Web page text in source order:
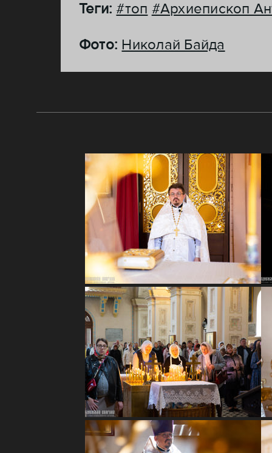
Теги:#топ #Архиепископ
Фото: Николай Байда